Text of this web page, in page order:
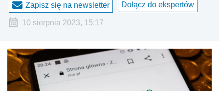
Zapisz się na newsletter Dołącz do ekspertów
10 sierpnia 2023, 15:17